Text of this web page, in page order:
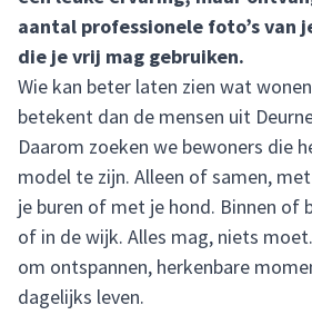
aantal professionele foto’s van
die je vrij mag gebruiken.
Wie kan beter laten zien wat
betekent dan de mensen uit
Daarom zoeken we bewoners die
model te zijn. Alleen of samen,
je buren of met je hond. Binnen of
of in de wijk. Alles mag, niets
om ontspannen, herkenbare
dagelijks leven.